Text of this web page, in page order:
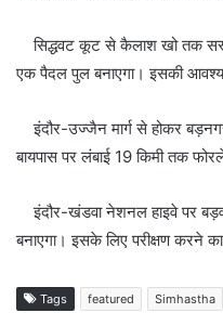
सिद्धवट कूट से कैलाश खो तक
एक पैदल पुल बनाएगा। इसकी
इंदौर-उज्जैन मार्ग से होकर
बायपास पर लंबाई 19 किमी तक
इंदौर-खंडवा नेशनल हाइवे पर
बनाएगा। इसके लिए परीक्षण करने
Tags featured Simhastha